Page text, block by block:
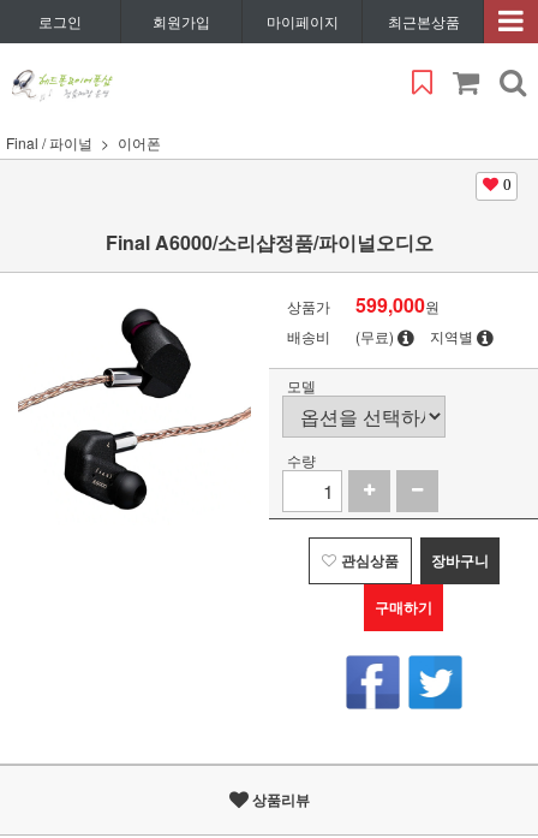
로그인 회원가입 마이페이지 최근본상품
Final / 파이널 이어폰
0
Final A6000/소리샵정품/파이널오디오
상품가 599,000원
배송비
(무료) 지역별
모델
수량
관심상품 장바구니
구매하기
상품리뷰